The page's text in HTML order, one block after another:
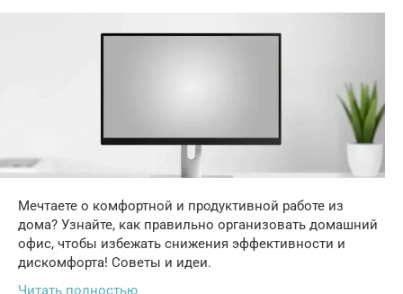
Мечтаете о комфортной и продуктивной работе из
дома? Узнайте, как правильно организовать домашний
офис, чтобы избежать снижения эффективности и
дискомфорта! Советы и идеи.
Читать полностью